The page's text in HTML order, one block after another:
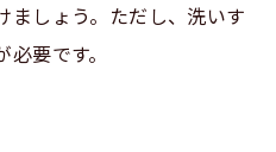
ましょう。ただし、洗いす
要です。